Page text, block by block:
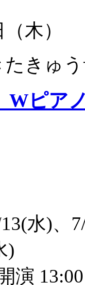
木）
きゅ
ピア
13(水)
)
演